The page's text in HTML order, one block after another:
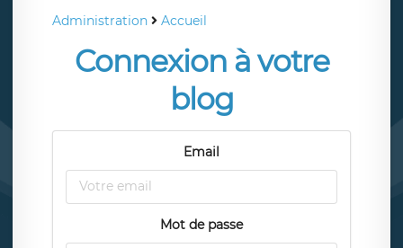
Administration Accueil
Connexion à votre
blog
Email
Mot de passe